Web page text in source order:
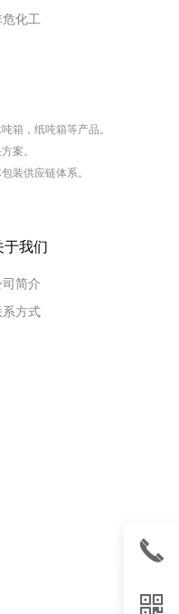
危化工
于我们
司简介
系方式
吨箱，纸吨箱等产品。
案。
装供应链体系。
끅
낃